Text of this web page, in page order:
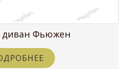
Фьюжен